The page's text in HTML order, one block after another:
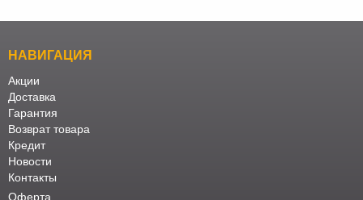
НАВИГАЦИЯ
Акции
Доставка
Гарантия
Возврат товара
Кредит
Новости
Контакты
Оферта